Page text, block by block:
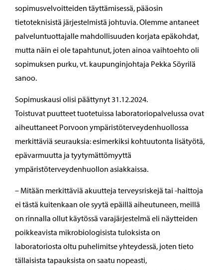
sopimusvelvoitteiden täyttämisessä, pääosin
tietoteknisistä järjestelmistä johtuvia. Olemme antaneet
palveluntuottajalle mahdollisuuden korjata epäkohdat,
mutta näin ei ole tapahtunut, joten ainoa vaihtoehto oli
sopimuksen purku, vt. kaupunginjohtaja Pekka Söyrilä
sanoo.
Sopimuskausi olisi päättynyt 31.12.2024.
Toistuvat puutteet tuotetuissa laboratoriopalvelussa ovat
aiheuttaneet Porvoon ympäristöterveydenhuollossa
merkittäviä seurauksia: esimerkiksi kohtuutonta lisätyötä,
epävarmuutta ja tyytymättömyyttä
ympäristöterveydenhuollon asiakkaissa.
– Mitään merkittäviä akuutteja terveysriskejä tai -haittoja
ei tästä kuitenkaan ole syytä epäillä aiheutuneen, meillä
on rinnalla ollut käytössä varajärjestelmä eli näytteiden
poikkeavista mikrobiologisista tuloksista on
laboratoriosta oltu puhelimitse yhteydessä, joten tieto
tällaisista tapauksista on saatu nopeasti,